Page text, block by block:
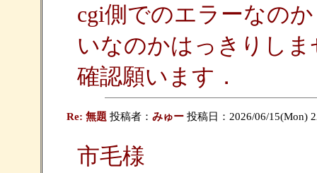
cgi側でのエラーなの
いなのかはっきりし
確認願います．
Re: 無題 投稿者： みゅー投稿日：2026/06/15(Mon)
市毛様